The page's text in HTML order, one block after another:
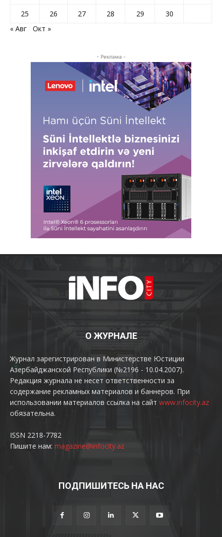
25
26 27 28 29
30
« Авг
Окт »
- Реклама -
О ЖУРНАЛЕ
Журнал зарегистрирован в Министерстве Юстиции
Азербайджанской Республики (№2196 - 10.04.2007).
Редакция журнала не несет ответственности за
содержание рекламных материалов и баннеров. При
использовании материалов ссылка на сайт www.infocity.az
обязательна.
ISSN 2218-7782
Пишите нам: magazine@infocity.az
ПОДПИШИТЕСЬ НА НАС